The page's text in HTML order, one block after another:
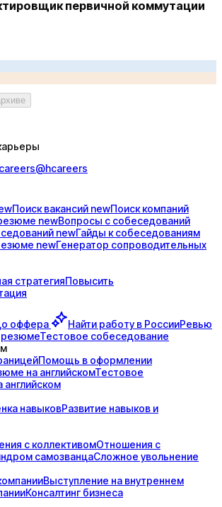
первичной коммутации
@hcareers
Поисквакансий newПоисккомпаний
newВопросы с собеседований
newГайды ксобеседованиям
newГенератор сопроводительных
стратегияПовысить
оффера Найти работу в РоссииРевью
Тестовое собеседование
Помощь в оформлении
на английскомТестовое
английском
навыковРазвитие навыков и
с коллективомОтношения с
самозванцаСложное увольнение
Выступление на внутреннем
Консалтинг бизнеса